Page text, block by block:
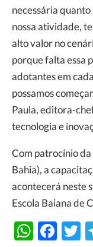
necessária
nossa atividade,
alto valor no
porque falta essa
adotantes em
possamos
Paula, editora-
tecnologia e
Com patrocínio da
Bahia), a
acontecerá neste
Escola Baiana de